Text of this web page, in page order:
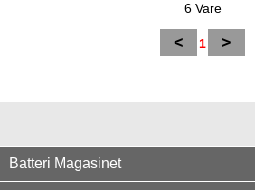
6 Vare
< 1 >
Batteri Magasinet